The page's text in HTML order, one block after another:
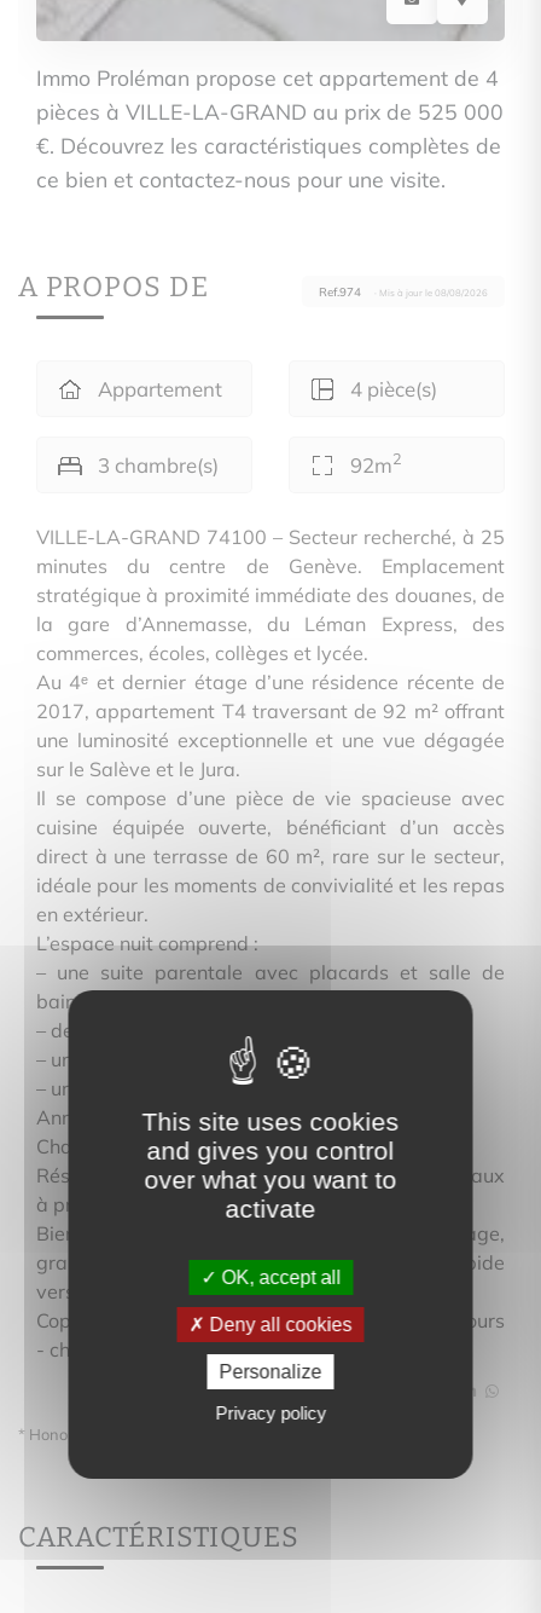
Immo Proléman propose cet appartement de 4
pièces à VILLE-LA-GRAND au prix de 525 000
€. Découvrez les caractéristiques complètes de
ce bien et contactez-nous pour une visite.
A PROPOS DE Ref.974 · Mis à jour le 08/08/2026
Appartement 4 pièce(s)
3 chambre(s) 92m2
VILLE-LA-GRAND 74100 – Secteur recherché, à 25
minutes du centre de Genève. Emplacement
stratégique à proximité immédiate des douanes, de
la gare d’Annemasse, du Léman Express, des
commerces, écoles, collèges et lycée.
Au 4ᵉ et dernier étage d’une résidence récente de
2017, appartement T4 traversant de 92 m² offrant
une luminosité exceptionnelle et une vue dégagée
sur le Salève et le Jura.
Il se compose d’une pièce de vie spacieuse avec
cuisine équipée ouverte, bénéficiant d’un accès
direct à une terrasse de 60 m², rare sur le secteur,
idéale pour les moments de convivialité et les repas
en extérieur.
L’espace nuit comprend :
– une suite parentale avec placards et salle de
bains et wc
– deux chambres avec rangements intégrés
– une salle d’eau
– un WC indépendant
Annexes : garage double en sous-sol et cave.
Chauffage collectif au gaz.
Résidence moderne, bien entretenue, sans travaux
à prévoir.
Bien rare à la vente réunissant dernier étage,
grande terrasse, vue dégagée et connexion rapide
vers Genève.
Copropriété de 35 lots - pas de procédure en cours
- charges trim : 993 € chauffage compris
* Honoraires à la charge du vendeur
CARACTÉRISTIQUES
This site uses cookies
and gives you control
over what you want to
activate
OK, accept all
Deny all cookies
Personalize
Privacy policy